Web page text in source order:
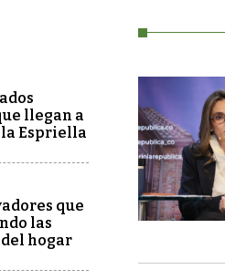
llegan a
la Espriella
que
las
hogar